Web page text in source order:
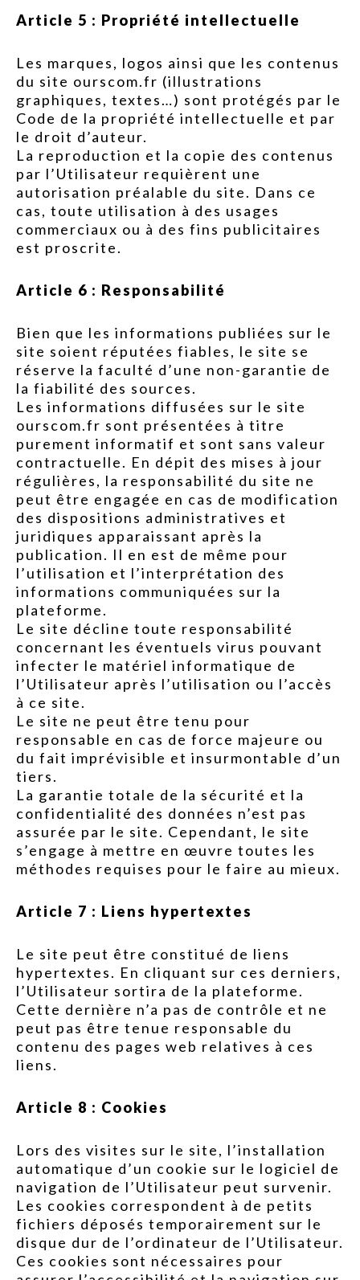
Article 5 : Propriété intellectuelle
Les marques, logos ainsi que les contenus
du site ourscom.fr (illustrations
graphiques, textes…) sont protégés par le
Code de la propriété intellectuelle et par
le droit d’auteur.
La reproduction et la copie des contenus
par l’Utilisateur requièrent une
autorisation préalable du site. Dans ce
cas, toute utilisation à des usages
commerciaux ou à des fins publicitaires
est proscrite.
Article 6 : Responsabilité
Bien que les informations publiées sur le
site soient réputées fiables, le site se
réserve la faculté d’une non-garantie de
la fiabilité des sources.
Les informations diffusées sur le site
ourscom.fr sont présentées à titre
purement informatif et sont sans valeur
contractuelle. En dépit des mises à jour
régulières, la responsabilité du site ne
peut être engagée en cas de modification
des dispositions administratives et
juridiques apparaissant après la
publication. Il en est de même pour
l’utilisation et l’interprétation des
informations communiquées sur la
plateforme.
Le site décline toute responsabilité
concernant les éventuels virus pouvant
infecter le matériel informatique de
l’Utilisateur après l’utilisation ou l’accès
à ce site.
Le site ne peut être tenu pour
responsable en cas de force majeure ou
du fait imprévisible et insurmontable d’un
tiers.
La garantie totale de la sécurité et la
confidentialité des données n’est pas
assurée par le site. Cependant, le site
s’engage à mettre en œuvre toutes les
méthodes requises pour le faire au mieux.
Article 7 : Liens hypertextes
Le site peut être constitué de liens
hypertextes. En cliquant sur ces derniers,
l’Utilisateur sortira de la plateforme.
Cette dernière n’a pas de contrôle et ne
peut pas être tenue responsable du
contenu des pages web relatives à ces
liens.
Article 8 : Cookies
Lors des visites sur le site, l’installation
automatique d’un cookie sur le logiciel de
navigation de l’Utilisateur peut survenir.
Les cookies correspondent à de petits
fichiers déposés temporairement sur le
disque dur de l’ordinateur de l’Utilisateur.
Ces cookies sont nécessaires pour